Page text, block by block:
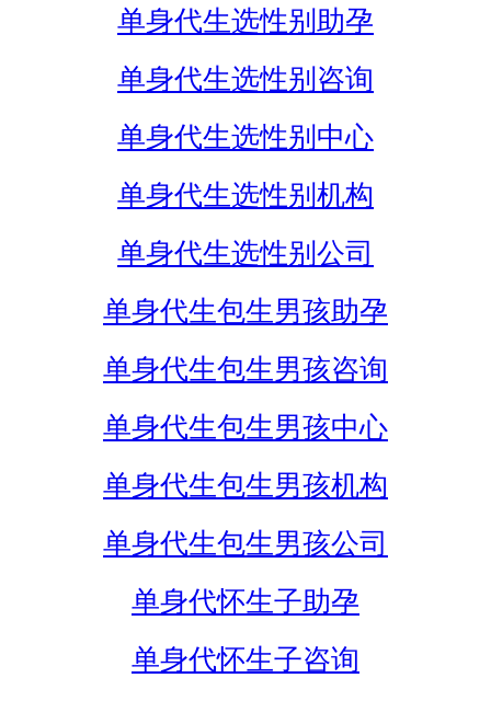
单身代生选性别助孕
单身代生选性别咨询
单身代生选性别中心
单身代生选性别机构
单身代生选性别公司
单身代生包生男孩助孕
单身代生包生男孩咨询
单身代生包生男孩中心
单身代生包生男孩机构
单身代生包生男孩公司
单身代怀生子助孕
单身代怀生子咨询